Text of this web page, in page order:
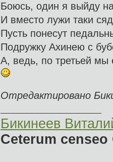
Боюсь, один я выйду
И вместо лужи таки
Пусть понесут
Подружку Ахинею с
А, ведь, по третьей
Отредактировано
Бикинеев
Ceterum